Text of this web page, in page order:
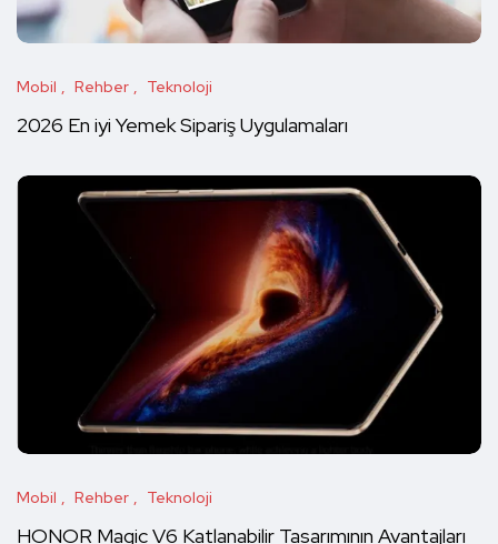
Mobil Rehber Teknoloji
2026 En iyi Yemek Sipariş Uygulamaları
Mobil Rehber Teknoloji
HONOR Magic V6 Katlanabilir Tasarımının Avantajları